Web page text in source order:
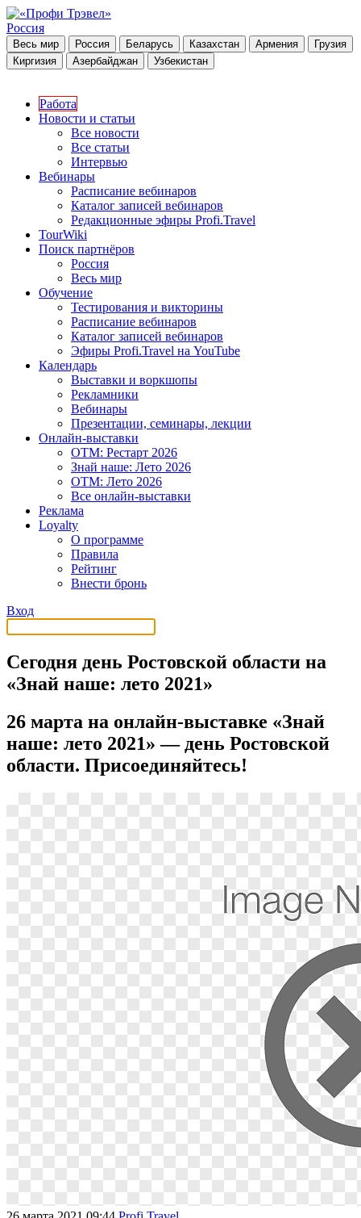
Россия
Весь мир Россия Беларусь Казахстан Армения
Грузия
Киргизия
Азербайджан Узбекистан
Работа
Новости и статьи
Все новости
Все статьи
Интервью
Вебинары
Расписание вебинаров
Каталог записей вебинаров
Редакционные эфиры Profi.Travel
TourWiki
Поиск партнёров
Россия
Весь мир
Обучение
Тестирования и викторины
Расписание вебинаров
Каталог записей вебинаров
Эфиры Profi.Travel на YouTube
Календарь
Выставки и воркшопы
Рекламники
Вебинары
Презентации, семинары, лекции
Онлайн-выставки
OTM: Рестарт 2026
Знай наше: Лето 2026
OTM: Лето 2026
Все онлайн-выставки
Реклама
Loyalty
О программе
Правила
Рейтинг
Внести бронь
Вход
Сегодня день Ростовской области на
«Знай наше: лето 2021»
26 марта на онлайн-выставке «Знай
наше: лето 2021» — день Ростовской
области. Присоединяйтесь!